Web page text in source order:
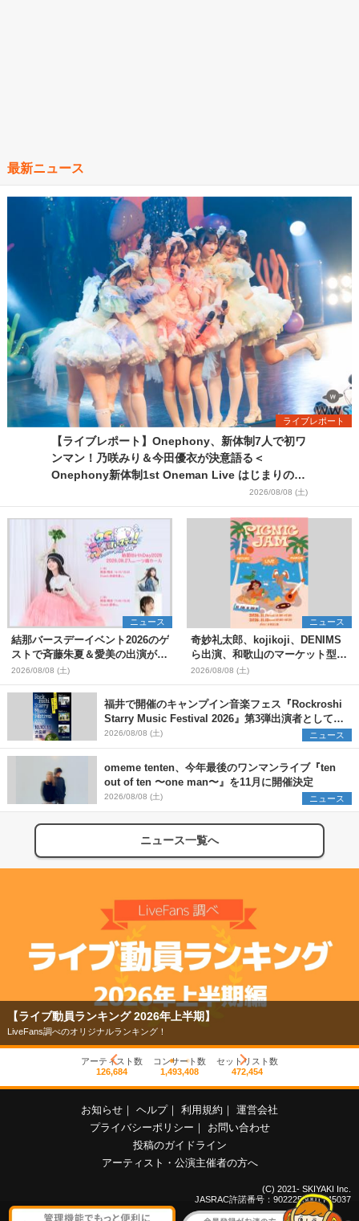
最新ニュース
ライブレポート
【ライブレポート】Onephony、新体制7人で初ワ
ンマン！乃咲みり＆今田優衣が決意語る＜
Onephony新体制1st Oneman Live はじまりの夏
2026/08/08 (土)
ニュース
結那バースデーイベント2026のゲ
ストで斉藤朱夏＆愛美の出演が決
定
2026/08/08 (土)
ニュース
奇妙礼太郎、kojikoji、DENIMS
ら出演、和歌山のマーケット型野
外イベント『PICNIC JAM
2026』早割チケット発売開始
2026/08/08 (土)
福井で開催のキャンプイン音楽フェス『Rockroshi
Starry Music Festival 2026』第3弾出演者として
SCOOBIE DO、かりゆし58、Reiを発表
2026/08/08 (土) ニュース
omeme tenten、今年最後のワンマンライブ『ten
out of ten 〜one man〜』を11月に開催決定
2026/08/08 (土) ニュース
ニュース一覧へ
【ライブ動員ランキング 2026年上半期】
LiveFans調べのオリジナルランキング！
アーティスト数
126,684
コンサート数
1,493,408
セットリスト数
472,454
お知らせ ヘルプ 利用規約
運営会社
プライバシーポリシー
お問い合わせ
投稿のガイドライン
アーティスト・公演主催者の方へ
(C) 2021- SKIYAKI Inc.
JASRAC許諾番号：9022255001Y45037